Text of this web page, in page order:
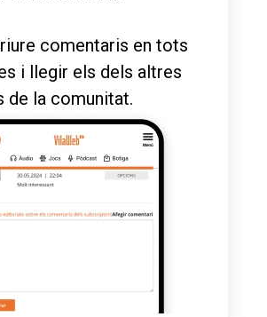
comentaris en tots
i llegir els dels altres
de la comunitat.